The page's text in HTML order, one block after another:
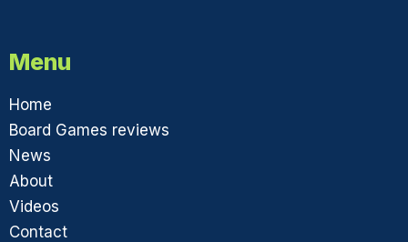
Menu
Home
Board Games reviews
News
About
Videos
Contact